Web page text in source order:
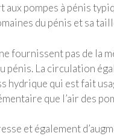
pompes à pénis
du pénis et sa
fournissent pas de la
pénis. La circulation
hydrique qui est fait
que l’air des
et également